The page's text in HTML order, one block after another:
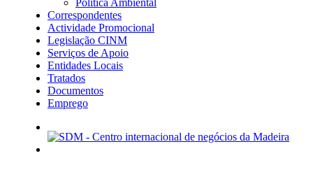
Política Ambiental
Correspondentes
Actividade Promocional
Legislação CINM
Serviços de Apoio
Entidades Locais
Tratados
Documentos
Emprego